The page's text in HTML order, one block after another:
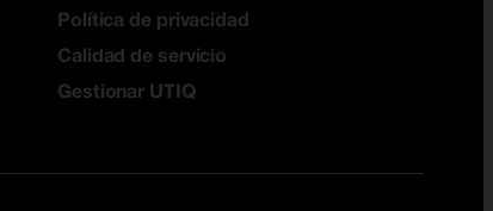
Política de privacidad
Calidad de servicio
Gestionar UTIQ